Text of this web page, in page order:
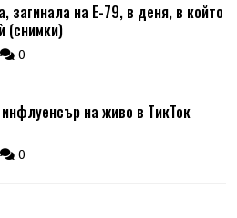
загинала на Е-79, в деня, в който
(снимки)
0
на живо в ТикТок
0